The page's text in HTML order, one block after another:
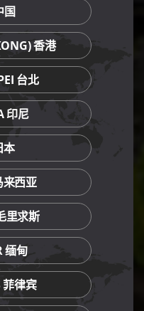
国
香港
台北
印尼
本
来西亚
里求斯
缅甸
菲律宾